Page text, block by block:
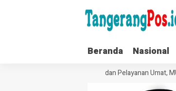
Beranda Nasional
Tata Kelola Organisasi dan Pelayanan Umat, MUI